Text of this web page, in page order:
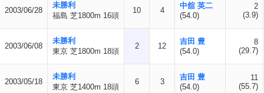
2003/06/28
未勝利
福島 芝1800m 16頭
10 4
中舘 英二
(54.0)
2
(3.9)
2003/06/08
未勝利
東京 芝1800m 18頭
2 12
吉田 豊
(54.0)
8
(29.7)
2003/05/18
未勝利
東京 芝1400m 18頭
6 3
吉田 豊
(54.0)
11
(55.7)